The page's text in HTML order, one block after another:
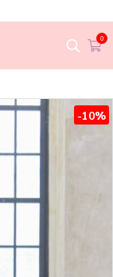
0
-10%